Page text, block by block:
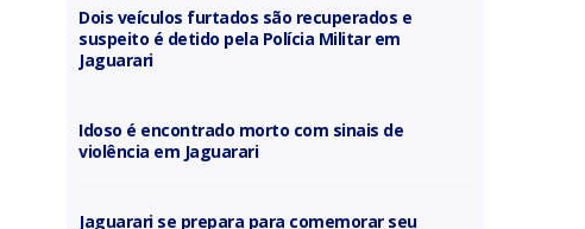
Dois veículos furtados são recuperados e
suspeito é detido pela Polícia Militar em
Jaguarari
Idoso é encontrado morto com sinais de
violência em Jaguarari
Jaguarari se prepara para comemorar seu